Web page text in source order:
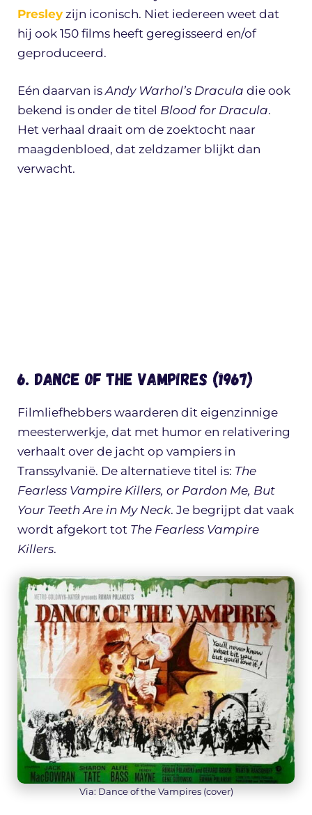
Presley zijn iconisch. Niet iedereen weet dat
hij ook 150 films heeft geregisseerd en/of
geproduceerd.
Eén daarvan is Andy Warhol’s Dracula die ook
bekend is onder de titel Blood for Dracula.
Het verhaal draait om de zoektocht naar
maagdenbloed, dat zeldzamer blijkt dan
verwacht.
6. Dance of the Vampires (1967)
Filmliefhebbers waarderen dit eigenzinnige
meesterwerkje, dat met humor en relativering
verhaalt over de jacht op vampiers in
Transsylvanië. De alternatieve titel is: The
Fearless Vampire Killers, or Pardon Me, But
Your Teeth Are in My Neck. Je begrijpt dat vaak
wordt afgekort tot The Fearless Vampire
Killers.
Via: Dance of the Vampires (cover)